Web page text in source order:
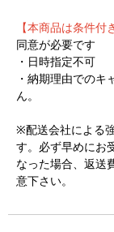
【本商品は条件付
同意が必要です
・日時指定不可
・納期理由での
ん。
※配送会社による
す。必ず早めにお
なった場合、返送
意下さい。